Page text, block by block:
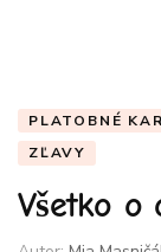
PLATOBNÉ
ZĽAVY
Všetko o